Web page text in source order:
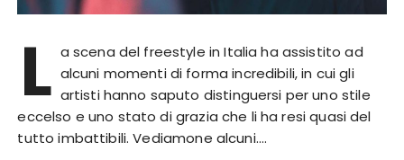
L a scena del freestyle in Italia ha assistito ad
alcuni momenti di forma incredibili, in cui gli
artisti hanno saputo distinguersi per uno stile
eccelso e uno stato di grazia che li ha resi quasi del
tutto imbattibili. Vediamone alcuni….